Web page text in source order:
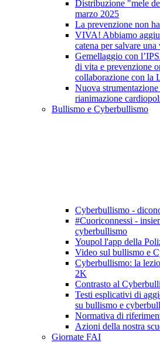
Distribuzione "mele
marzo 2025
La prevenzione non
VIVA! Abbiamo
catena per salvare una
Gemellaggio con
di vita e prevenzione
collaborazione con la
Nuova
rianimazione
Bullismo e Cyberbullismo
Cyberbullismo -
#Cuoriconnessi -
cyberbullismo
Youpol l'app della
Video sul bullismo e
Cyberbullismo: la
2K
Contrasto al
Testi esplicativi di
su bullismo e
Normativa di
Azioni della nostra
Giornate FAI